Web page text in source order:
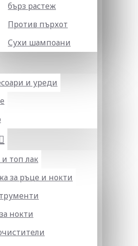
бърз растеж
Против пърхот
Сухи шампоани
и уреди
и топ лак
за ръце и нокти
нокти